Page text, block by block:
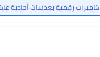
كاميرات رقمية بعدسات أحادية